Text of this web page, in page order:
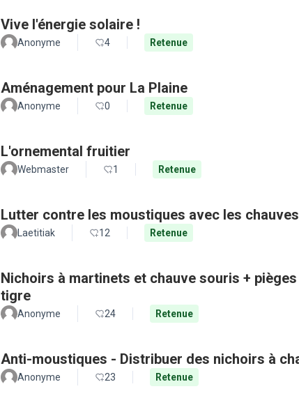
Vive l'énergie solaire !
Anonyme 4 Retenue
Aménagement pour La Plaine
Anonyme 0 Retenue
L'ornemental fruitier
Webmaster 1 Retenue
Lutter contre les moustiques avec les
Laetitiak 12 Retenue
Nichoirs à martinets et chauve souris +
tigre
Anonyme 24 Retenue
Anti-moustiques - Distribuer des nichoirs à
Anonyme 23 Retenue